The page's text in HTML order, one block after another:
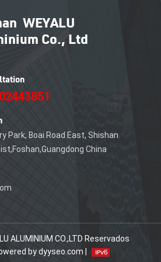
Con un marco de aluminio
AIS de alta calidad, las
ventanas corredizas pueden
Park, Boai Road East, Shishan
China
ALUMINIUM CO.,LTD Reservados
by dyyseo.com |